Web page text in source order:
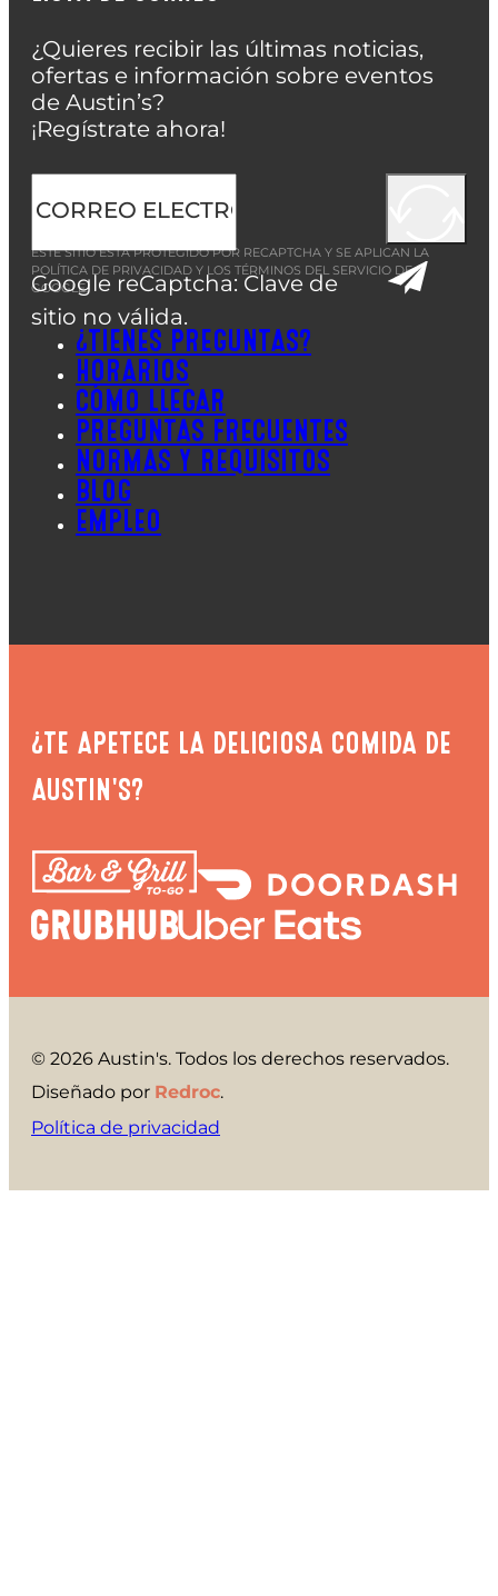
¿Quieres recibir las últimas noticias,
ofertas e información sobre eventos
de Austin’s?
¡Regístrate ahora!
Google reCaptcha: Clave de
sitio no válida.
ESTE SITIO ESTÁ PROTEGIDO POR RECAPTCHA Y SE APLICAN LA
POLÍTICA DE PRIVACIDAD Y LOS TÉRMINOS DEL SERVICIO DE
GOOGLE.
¿TIENES PREGUNTAS?
HORARIOS
CÓMO LLEGAR
PREGUNTAS FRECUENTES
NORMAS Y REQUISITOS
BLOG
EMPLEO
¿TE APETECE LA DELICIOSA COMIDA DE
AUSTIN'S?
© 2026 Austin's. Todos los derechos reservados.
Diseñado por Redroc.
Política de privacidad